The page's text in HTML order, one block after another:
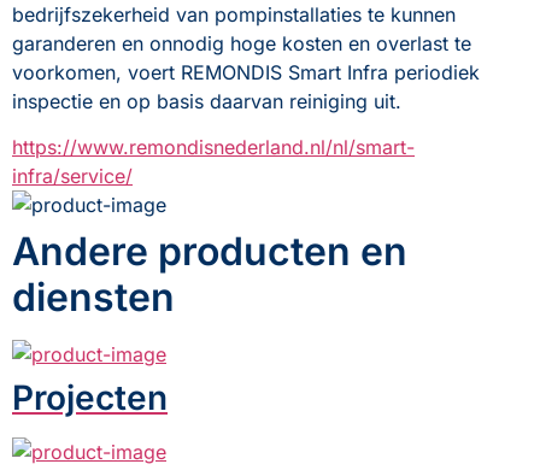
bedrijfszekerheid van pompinstallaties te kunnen
garanderen en onnodig hoge kosten en overlast te
voorkomen, voert REMONDIS Smart Infra periodiek
inspectie en op basis daarvan reiniging uit.
https://www.remondisnederland.nl/nl/smart-
infra/service/
Andere producten en
diensten
Projecten